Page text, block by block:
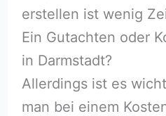
erstellen ist wenig
Ein Gutachten oder
in Darmstadt?
Allerdings ist es
man bei einem